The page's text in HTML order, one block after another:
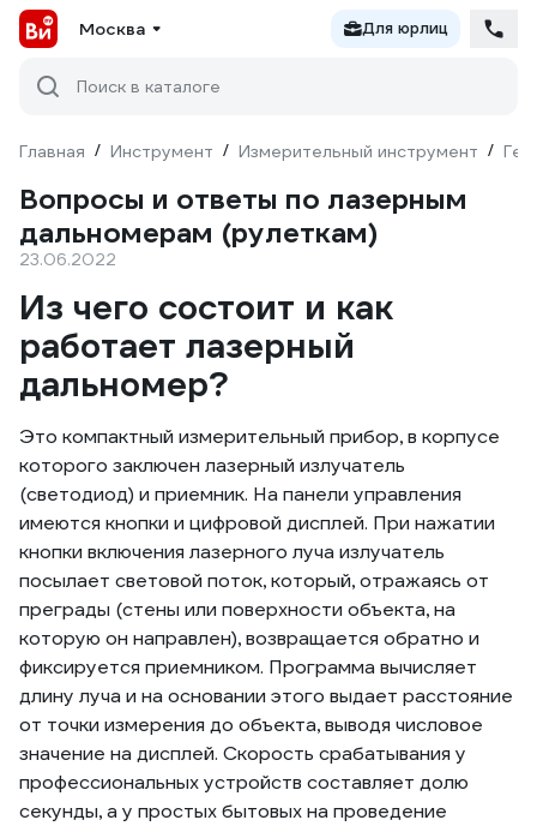
Москва Для юрлиц
Поиск в каталоге
Главная / Инструмент / Измерительный инструмент /
Вопросы и ответы по лазерным
дальномерам (рулеткам)
23.06.2022
Из чего состоит и как
работает лазерный
дальномер?
Это компактный измерительный прибор, в корпусе
которого заключен лазерный излучатель
(светодиод) и приемник. На панели управления
имеются кнопки и цифровой дисплей. При нажатии
кнопки включения лазерного луча излучатель
посылает световой поток, который, отражаясь от
преграды (стены или поверхности объекта, на
которую он направлен), возвращается обратно и
фиксируется приемником. Программа вычисляет
длину луча и на основании этого выдает расстояние
от точки измерения до объекта, выводя числовое
значение на дисплей. Скорость срабатывания у
профессиональных устройств составляет долю
секунды, а у простых бытовых на проведение